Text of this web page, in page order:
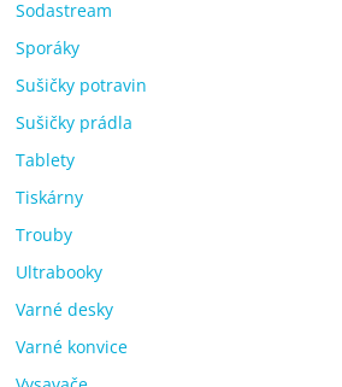
Sodastream
Sporáky
Sušičky potravin
Sušičky prádla
Tablety
Tiskárny
Trouby
Ultrabooky
Varné desky
Varné konvice